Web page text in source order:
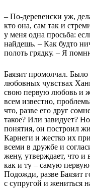
– По-деревенски уж,
кто она, сам так и
у меня одна просьба:
найдешь. – Как будто
полоть грядку. – Я
Баязит промолчал. Было
любовных чувствах
свою первую любовь и
всем известно,
что, разве его друг
такое? Или завидует?
понятия, он построил
Карнеги и жестко их
всеми в дружбе и
жену, утверждает, что
как и ту – самую первую
Подожди, разве Баязит
с супругой и жениться